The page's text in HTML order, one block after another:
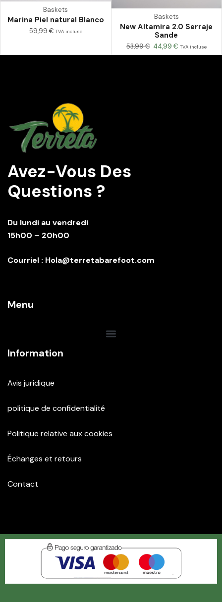
Baskets
Marina Piel natural Blanco
59,99€ TVA incluse
Baskets
New Altamira 2.0 Serraje
Sande
53,99€ 44,99€ TVA incluse
Avez-Vous Des
Questions ?
Du lundi au vendredi
15h00 – 20h00
Courriel : Hola@terretabarefoot.com
Menu
Information
Avis juridique
politique de confidentialité
Politique relative aux cookies
Échanges et retours
Contact